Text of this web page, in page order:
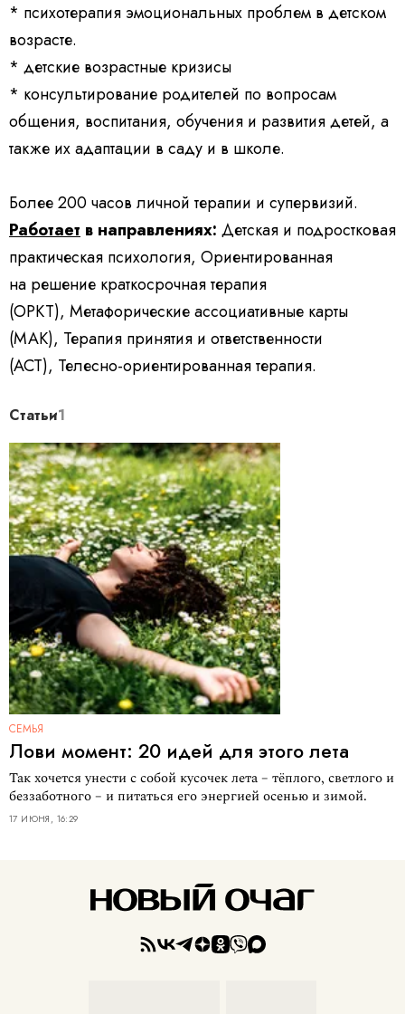
* психотерапия эмоциональных проблем в детском
возрасте.
* детские возрастные кризисы
* консультирование родителей по вопросам
общения, воспитания, обучения и развития детей, а
также их адаптации в саду и в школе.
Более 200 часов личной терапии и супервизий.
Работает в направлениях: Детская и подростковая
практическая психология, Ориентированная
на решение краткосрочная терапия
(ОРКТ), Метафорические ассоциативные карты
(МАК), Терапия принятия и ответственности
(АСТ), Телесно-ориентированная терапия.
Статьи1
СЕМЬЯ
Лови момент: 20 идей для этого лета
Так хочется унести с собой кусочек лета – тёплого, светлого и
беззаботного – и питаться его энергией осенью и зимой.
17 ИЮНЯ, 16:29